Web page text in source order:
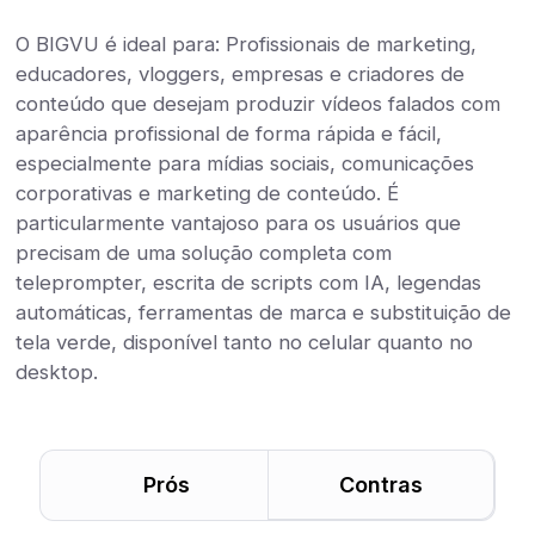
O BIGVU é ideal para: Profissionais de marketing,
educadores, vloggers, empresas e criadores de
conteúdo que desejam produzir vídeos falados com
aparência profissional de forma rápida e fácil,
especialmente para mídias sociais, comunicações
corporativas e marketing de conteúdo. É
particularmente vantajoso para os usuários que
precisam de uma solução completa com
teleprompter, escrita de scripts com IA, legendas
automáticas, ferramentas de marca e substituição de
tela verde, disponível tanto no celular quanto no
desktop.
Prós Contras